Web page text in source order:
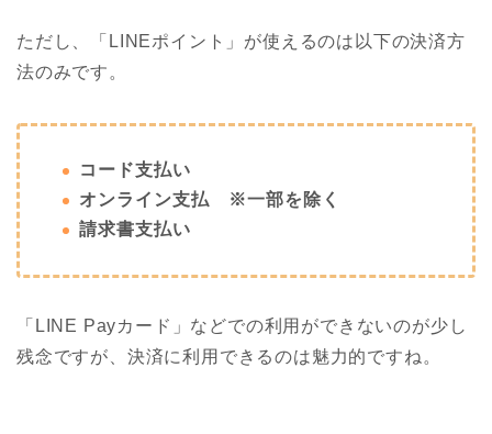
ただし、「LINEポイント」が使えるのは以下の決済方
法のみです。
コード支払い
オンライン支払 ※一部を除く
請求書支払い
「LINE Payカード」などでの利用ができないのが少し
残念ですが、決済に利用できるのは魅力的ですね。